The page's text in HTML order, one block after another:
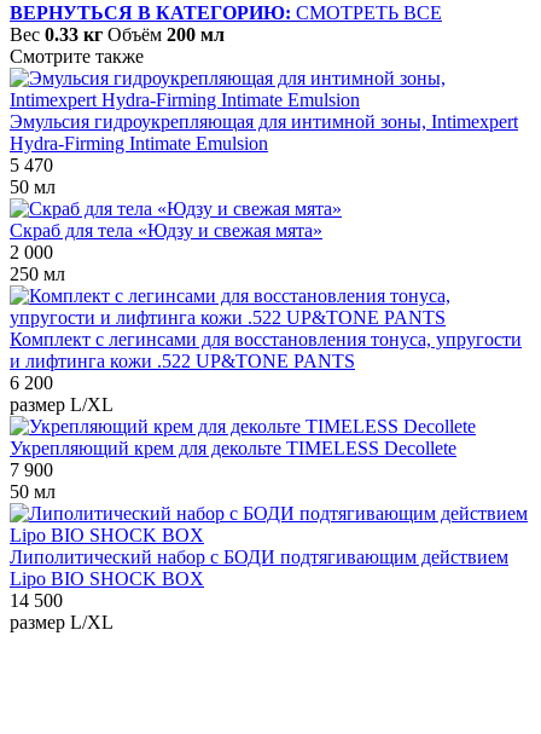
ВЕРНУТЬСЯ В КАТЕГОРИЮ: СМОТРЕТЬ ВСЕ
Вес 0.33 кг Объём 200 мл
Смотрите также
Эмульсия гидроукрепляющая для интимной зоны, Intimexpert
Hydra-Firming Intimate Emulsion
5 470
50 мл
Скраб для тела «Юдзу и свежая мята»
2 000
250 мл
Комплект с легинсами для восстановления тонуса, упругости
и лифтинга кожи .522 UP&TONE PANTS
6 200
размер L/XL
Укрепляющий крем для декольте TIMELESS Decollete
7 900
50 мл
Липолитический набор с БОДИ подтягивающим действием
Lipo BIO SHOCK BOX
14 500
размер L/XL